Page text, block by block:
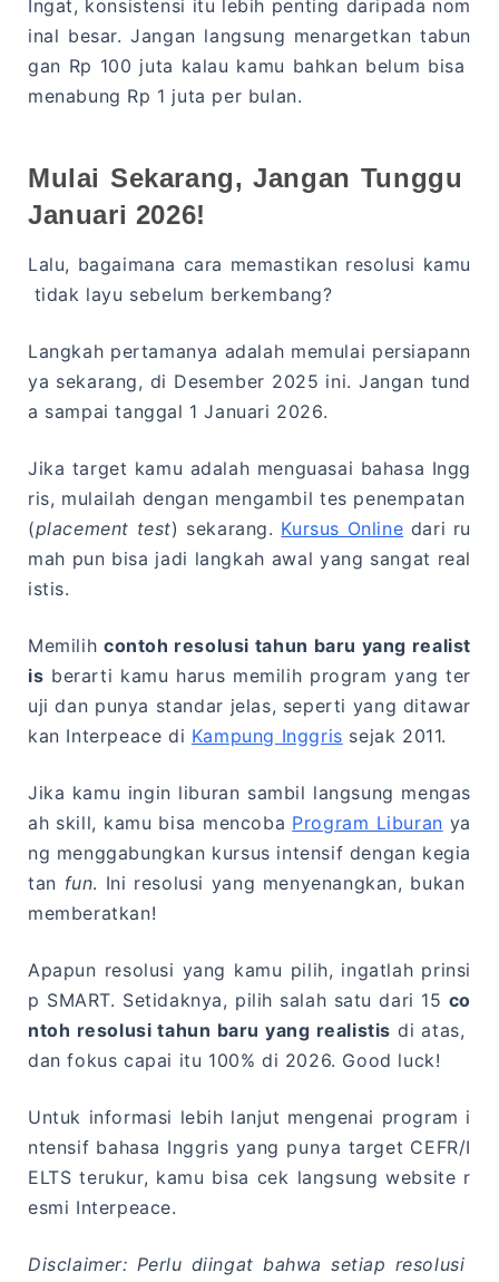
Ingat, konsistensi itu lebih penting daripada nom
inal besar. Jangan langsung menargetkan tabun
gan Rp 100 juta kalau kamu bahkan belum bisa
menabung Rp 1 juta per bulan.
Mulai Sekarang, Jangan Tunggu
Januari 2026!
Lalu, bagaimana cara memastikan resolusi kamu
tidak layu sebelum berkembang?
Langkah pertamanya adalah memulai persiapann
ya sekarang, di Desember 2025 ini. Jangan tund
a sampai tanggal 1 Januari 2026.
Jika target kamu adalah menguasai bahasa Ingg
ris, mulailah dengan mengambil tes penempatan
(placement test) sekarang. Kursus Online dari ru
mah pun bisa jadi langkah awal yang sangat real
istis.
Memilih contoh resolusi tahun baru yang realist
is berarti kamu harus memilih program yang ter
uji dan punya standar jelas, seperti yang ditawar
kan Interpeace di Kampung Inggris sejak 2011.
Jika kamu ingin liburan sambil langsung mengas
ah skill, kamu bisa mencoba Program Liburan ya
ng menggabungkan kursus intensif dengan kegia
tan fun. Ini resolusi yang menyenangkan, bukan
memberatkan!
Apapun resolusi yang kamu pilih, ingatlah prinsi
p SMART. Setidaknya, pilih salah satu dari 15 co
ntoh resolusi tahun baru yang realistis di atas,
dan fokus capai itu 100% di 2026. Good luck!
Untuk informasi lebih lanjut mengenai program i
ntensif bahasa Inggris yang punya target CEFR/I
ELTS terukur, kamu bisa cek langsung website r
esmi Interpeace.
Disclaimer: Perlu diingat bahwa setiap resolusi